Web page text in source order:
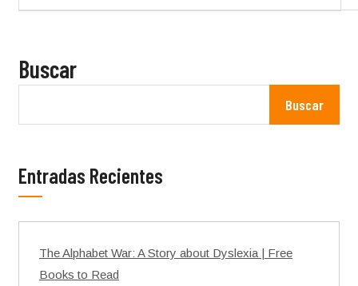
Buscar
Buscar
Entradas Recientes
The Alphabet War: A Story about Dyslexia | Free
Books to Read